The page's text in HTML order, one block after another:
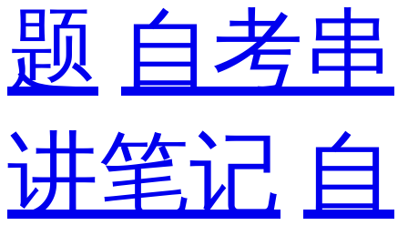
题 自考串
讲笔记 自